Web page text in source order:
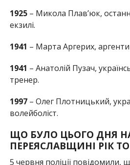
1925– Микола Плав’юк,
екзилі.
1941 – Марта Аргерих,
1941 – Анатолій Пузач,
тренер.
1997– Олег Плотницький,
волейболіст.
ЩО БУЛО ЦЬОГО ДНЯ
ПЕРЕЯСЛАВЩИНІ РІК
5 червня поліції повідомили,